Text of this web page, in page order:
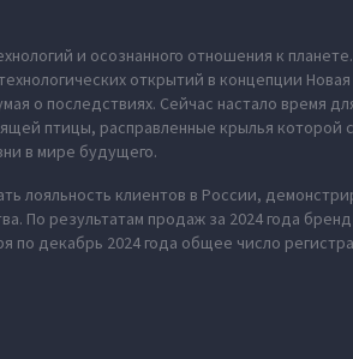
и осознанного отношения к
открытий в концепции
о последствиях. Сейчас настало время
птицы, расправленные крылья
в мире будущего.
лояльность клиентов в России,
По результатам продаж за 2024 года
по декабрь 2024 года общее число